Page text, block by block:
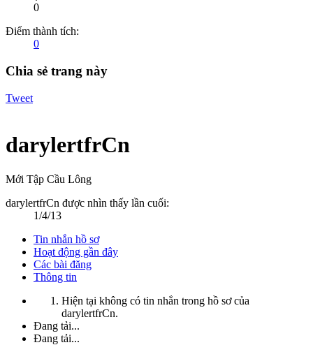
0
Điểm thành tích:
0
Chia sẻ trang này
Tweet
darylertfrCn
Mới Tập Cầu Lông
darylertfrCn được nhìn thấy lần cuối:
1/4/13
Tin nhắn hồ sơ
Hoạt động gần đây
Các bài đăng
Thông tin
Hiện tại không có tin nhắn trong hồ sơ của
darylertfrCn.
Đang tải...
Đang tải...